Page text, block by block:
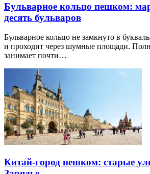
Бульварное кольцо пешком:
десять бульваров
Бульварное кольцо не замкнуто в
и проходит через шумные площади.
занимает почти…
Китай-город пешком: старые